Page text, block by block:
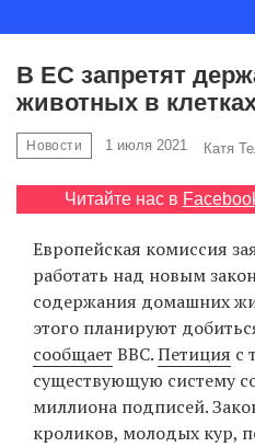
В ЕС запретят
животных в
Новости 1 июля 2021 Катя
Читайте нас в
Европейская комиссия
работать над новым
содержания домашних
этого планируют
сообщает BBC.Петиция с
существующую систему
миллиона подписей.
кроликов, молодых кур,